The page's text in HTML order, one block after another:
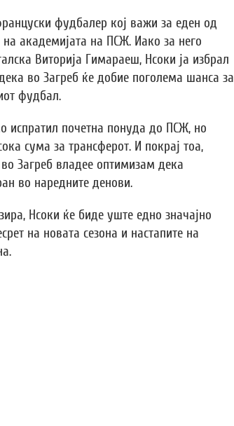
фудбалер кој важи за еден од
на академијата на ПСЖ. Иако за него
Виторија Гимараеш, Нсоки ја избрал
во Загреб ќе добие поголема шанса за
фудбал.
испратил почетна понуда до ПСЖ, но
сума за трансферот. И покрај тоа,
Загреб владее оптимизам дека
во наредните денови.
Нсоки ќе биде уште едно значајно
на новата сезона и настапите на